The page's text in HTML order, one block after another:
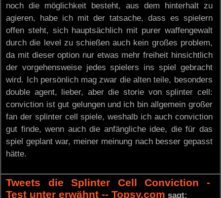
noch die möglichkeit besteht, aus dem hinterhalt zu
agieren, habe ich mit der tatsache, dass es spielern
offen steht, sich hauptsächlich mit purer waffengewalt
durch die level zu schießen auch kein großes problem,
da mit dieser option nur etwas mehr freiheit hinsichtlich
der vorgehensweise jedes spielers ins spiel gebracht
wird. Ich persönlich mag zwar die alten teile, besonders
double agent, lieber, aber die storie von splinter cell:
conviction ist gut gelungen und ich bin allgemein großer
fan der splinter cell spiele, weshalb ich auch conviction
gut finde, wenn auch die anfängliche idee, die für das
spiel geplant war, meiner meinung nach besser gepasst
hätte.
Tweets die Splinter Cell Conviction -
Test unter erwähnt -- Topsy.com sagt: